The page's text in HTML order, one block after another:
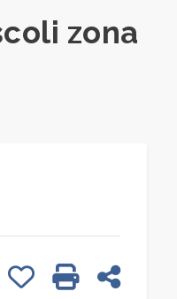
zona
Stampa: Cod.
Preferiti: Cod.